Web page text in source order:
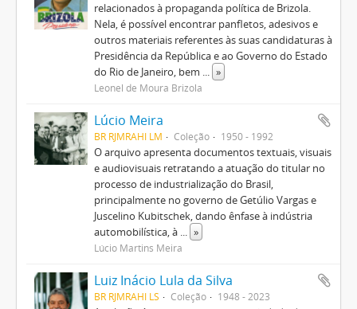
relacionados à propaganda política de Brizola.
Nela, é possível encontrar panfletos, adesivos e
outros materiais referentes às suas candidaturas à
Presidência da República e ao Governo do Estado
do Rio de Janeiro, bem ... »
Leonel de Moura Brizola
Lúcio Meira
BR RJMRAHI LM Coleção 1950 - 1992
O arquivo apresenta documentos textuais, visuais
e audiovisuais retratando a atuação do titular no
processo de industrialização do Brasil,
principalmente no governo de Getúlio Vargas e
Juscelino Kubitschek, dando ênfase à indústria
automobilística, à ... »
Lúcio Martins Meira
Luiz Inácio Lula da Silva
BR RJMRAHI LS Coleção 1948 - 2023